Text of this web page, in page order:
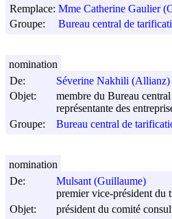
Remplace: Mme Catherine Gaulier
Groupe:
Bureau central de
De:
Séverine Nakhili (Allianz)
Objet:
membre du Bureau
représentante des
Groupe:
Bureau central de
nomination
De:
Mulsant (Guillaume)
premier vice-président du
Objet:
président du comité
nomination